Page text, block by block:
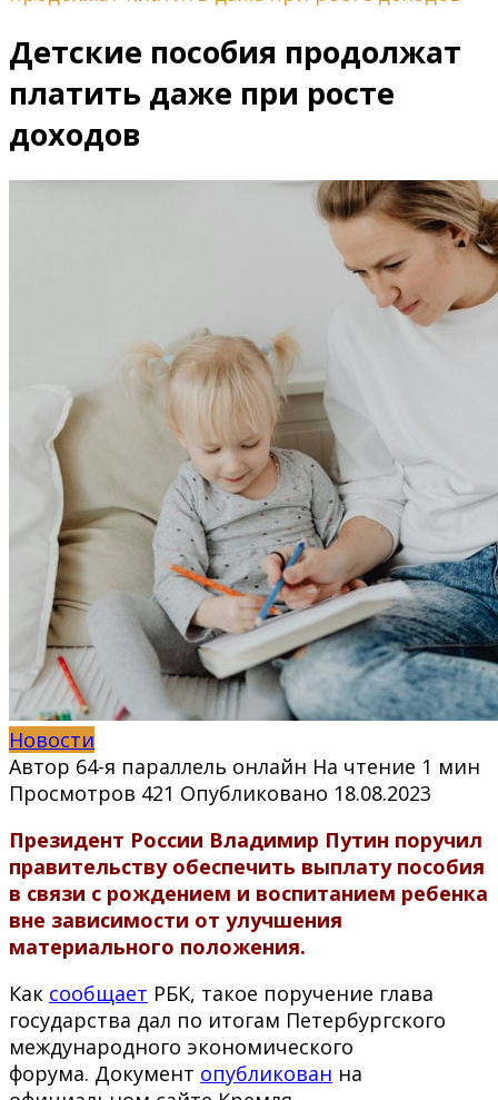
Детские пособия продолжат
платить даже при росте
доходов
Новости
Автор 64-я параллель онлайн На чтение 1 мин
Просмотров 421 Опубликовано 18.08.2023
Президент России Владимир Путин поручил
правительству обеспечить выплату пособия
в связи с рождением и воспитанием ребенка
вне зависимости от улучшения
материального положения.
Как сообщает РБК, такое поручение глава
государства дал по итогам Петербургского
международного экономического
форума. Документ опубликован на